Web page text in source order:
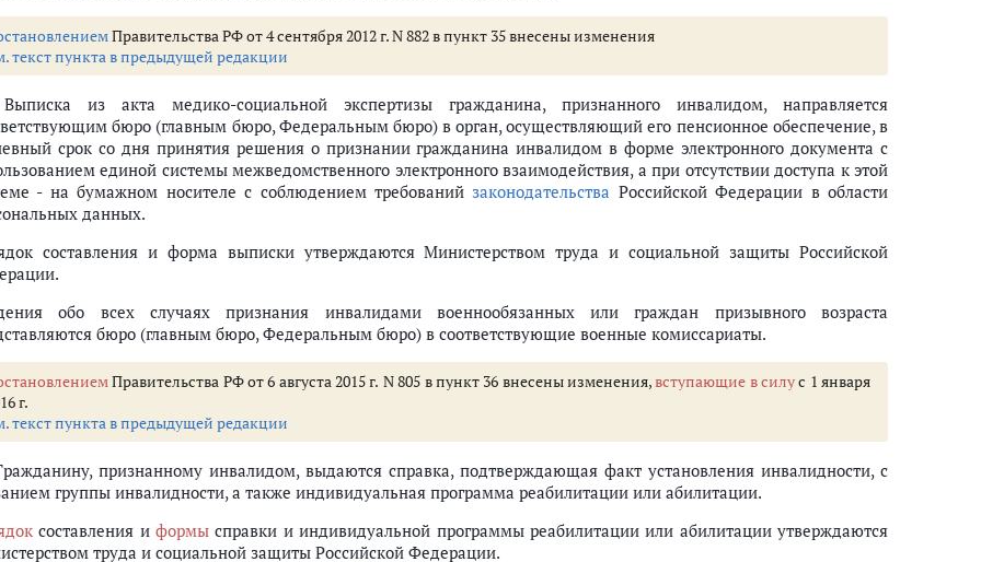
Правительства РФ от 4 сентября 2012 г. N 882 в пункт 35 внесены изменения
текст пункта в предыдущей редакции
из акта медико-социальной экспертизы гражданина, признанного инвалидом, направляется
бюро (главным бюро, Федеральным бюро) в орган, осуществляющий его пенсионное обеспечение, в
срок со дня принятия решения о признании гражданина инвалидом в форме электронного документа с
единой системы межведомственного электронного взаимодействия, а при отсутствии доступа к этой
- на бумажном носителе с соблюдением требованийзаконодательства Российской Федерации в области
данных.
составления и форма выписки утверждаются Министерством труда и социальной защиты Российской
обо всех случаях признания инвалидами военнообязанных или граждан призывного возраста
бюро (главным бюро, Федеральным бюро) в соответствующие военные комиссариаты.
Правительства РФ от 6 августа 2015 г. N 805 в пункт 36 внесены изменения,вступающие в силус 1 января
г.
текст пункта в предыдущей редакции
признанному инвалидом, выдаются справка, подтверждающая факт установления инвалидности, с
группы инвалидности, а также индивидуальная программа реабилитации или абилитации.
составления иформы справки и индивидуальной программы реабилитации или абилитации утверждаются
труда и социальной защиты Российской Федерации.